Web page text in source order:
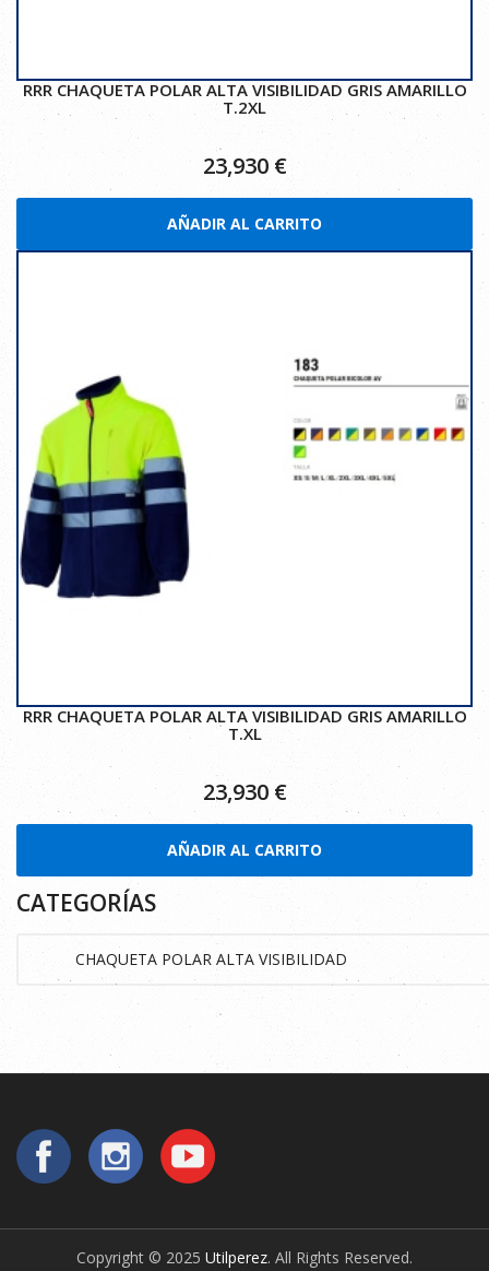
RRR CHAQUETA POLAR ALTA VISIBILIDAD GRIS AMARILLO
T.2XL
23,930 €
AÑADIR AL CARRITO
RRR CHAQUETA POLAR ALTA VISIBILIDAD GRIS AMARILLO
T.XL
23,930 €
AÑADIR AL CARRITO
CATEGORÍAS
Copyright © 2025 Utilperez. All Rights Reserved.